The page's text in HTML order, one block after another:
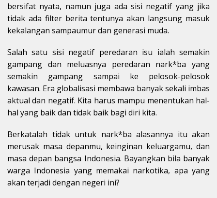
bersifat nyata, namun juga ada sisi negatif yang jika
tidak ada filter berita tentunya akan langsung masuk
kekalangan sampaumur dan generasi muda.
Salah satu sisi negatif peredaran isu ialah semakin
gampang dan meluasnya peredaran nark*ba yang
semakin gampang sampai ke pelosok-pelosok
kawasan. Era globalisasi membawa banyak sekali imbas
aktual dan negatif. Kita harus mampu menentukan hal-
hal yang baik dan tidak baik bagi diri kita.
Berkatalah tidak untuk nark*ba alasannya itu akan
merusak masa depanmu, keinginan keluargamu, dan
masa depan bangsa Indonesia. Bayangkan bila banyak
warga Indonesia yang memakai narkotika, apa yang
akan terjadi dengan negeri ini?